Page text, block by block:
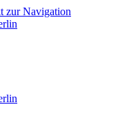
zur Navigation